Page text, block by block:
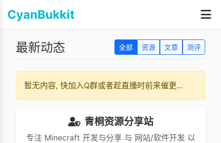
CyanBukkit
最新动态 全部 资源 文章 测评
暂无内容, 快加入Q群或者趁直播时前来催更...
青桐资源分享站
专注 Minecraft 开发与分享 与 网站/软件开发 以